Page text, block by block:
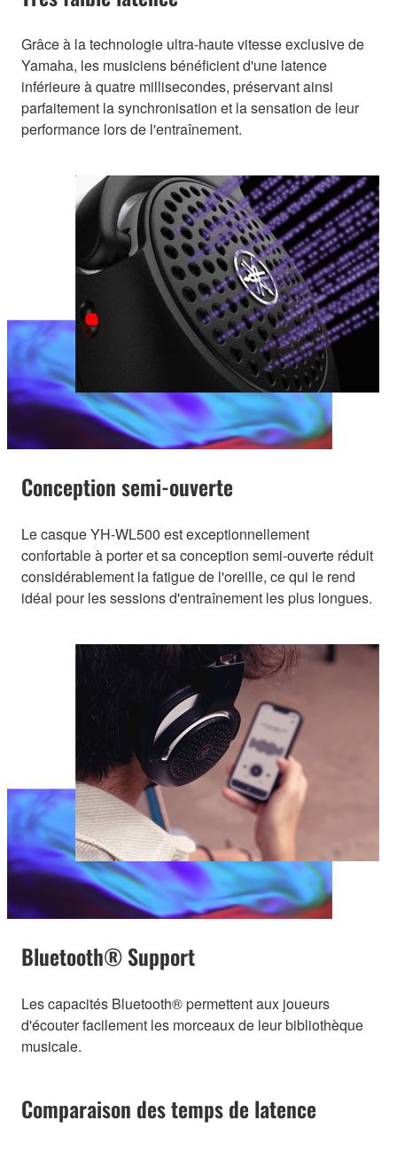
Grâce à la technologie ultra-haute vitesse exclusive de
Yamaha, les musiciens bénéficient d'une latence
inférieure à quatre millisecondes, préservant ainsi
parfaitement la synchronisation et la sensation de leur
performance lors de l'entraînement.
Conception semi-ouverte
Le casque YH-WL500 est exceptionnellement
confortable à porter et sa conception semi-ouverte réduit
considérablement la fatigue de l'oreille, ce qui le rend
idéal pour les sessions d'entraînement les plus longues.
Bluetooth® Support
Les capacités Bluetooth® permettent aux joueurs
d'écouter facilement les morceaux de leur bibliothèque
musicale.
Comparaison des temps de latence